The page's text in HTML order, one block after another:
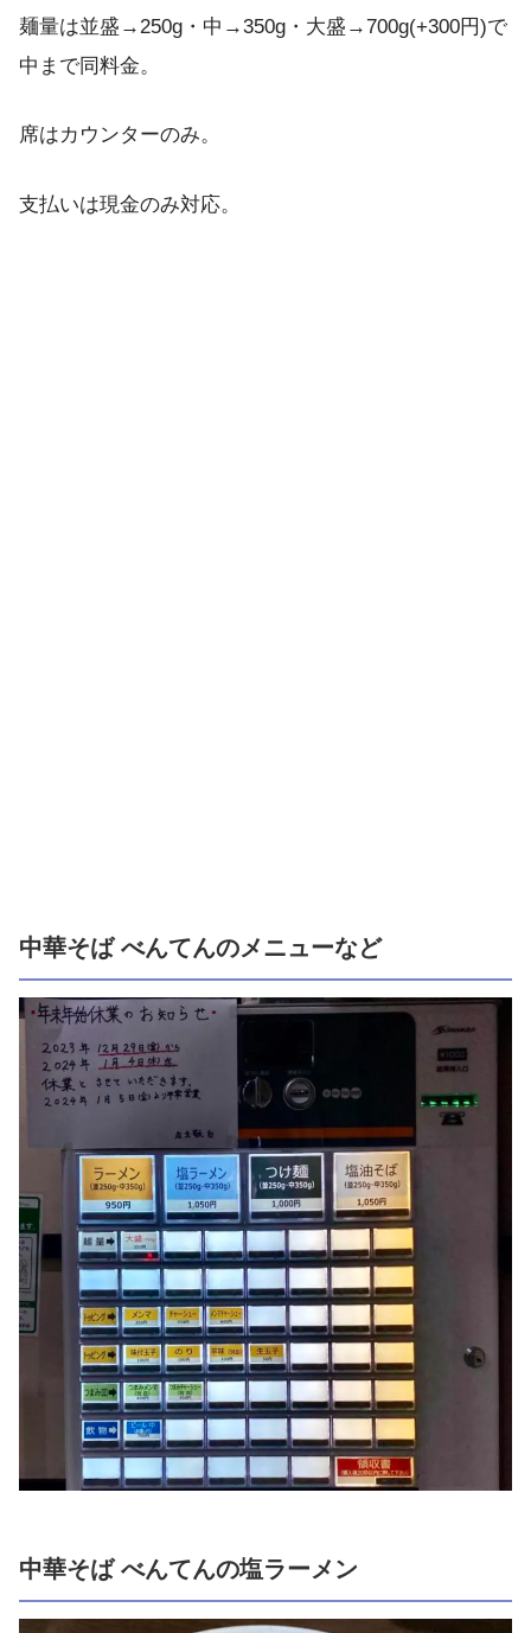
麺量は並盛→250g・中→350g・大盛→700g(+300円)で
中まで同料金。
席はカウンターのみ。
支払いは現金のみ対応。
中華そば べんてんのメニューなど
中華そば べんてんの塩ラーメン